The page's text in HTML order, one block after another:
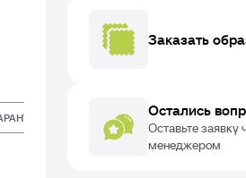
И ВОЗВРАТ
Заказать
Остались
Оставьте заявку
менеджером